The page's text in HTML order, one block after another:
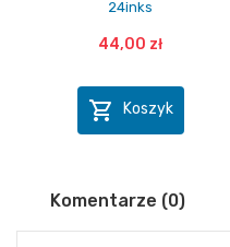
24inks
44,00 zł
 Koszyk
Komentarze (0)